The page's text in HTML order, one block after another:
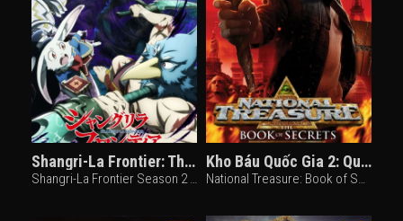
Shangri-La Frontier: Thợ Săn Game Rác (Phần 2)
Shangri-La Frontier Season 2 (2024)
Kho Báu Quốc Gia 2: Quyển Sách Bí Mật
National Treasure: Book of Secrets (2007)